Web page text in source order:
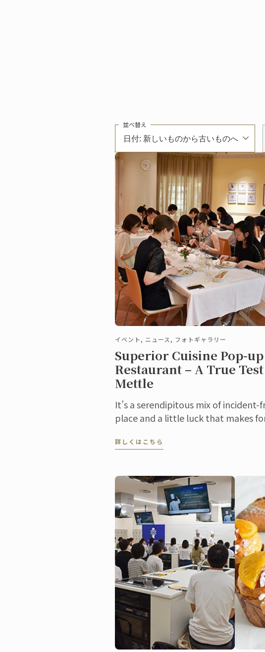
日付: 新しいものから古いものへ
並べ替え
イベント, ニュース, フォトギャラリー
Superior Cuisine Pop-up
Restaurant – A True
Mettle
It’s a serendipitous mix of incident-
place and a little luck that makes
is a ...
詳しくはこちら